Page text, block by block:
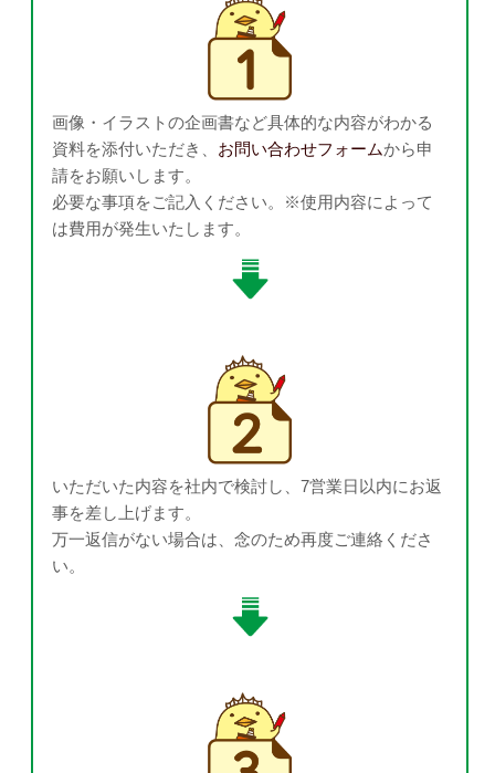
画像・イラストの企画書など具体的な内容がわかる
資料を添付いただき、 お問い合わせフォームから申
請をお願いします。
必要な事項をご記入ください。※使用内容によって
は費用が発生いたします。
いただいた内容を社内で検討し、7営業日以内にお返
事を差し上げます。
万一返信がない場合は、念のため再度ご連絡くださ
い。